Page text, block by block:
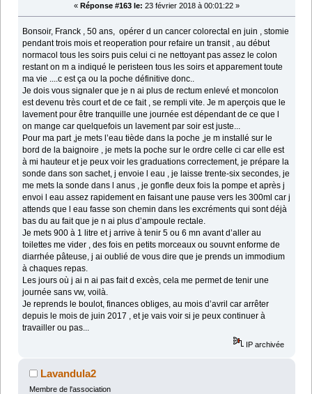
« Réponse #163 le: 23 février 2018 à 00:01:22 »
Bonsoir, Franck , 50 ans, opérer d un cancer colorectal en juin , stomie
pendant trois mois et reoperation pour refaire un transit , au début
normacol tous les soirs puis celui ci ne nettoyant pas assez le colon
restant on m a indiqué le peristeen tous les soirs et apparement toute
ma vie ....c est ça ou la poche définitive donc..
Je dois vous signaler que je n ai plus de rectum enlevé et moncolon
est devenu très court et de ce fait , se rempli vite. Je m aperçois que le
lavement pour être tranquille une journée est dépendant de ce que l
on mange car quelquefois un lavement par soir est juste...
Pour ma part ,je mets l’eau tiède dans la poche ,je m installé sur le
bord de la baignoire , je mets la poche sur le ordre celle ci car elle est
à mi hauteur et je peux voir les graduations correctement, je prépare la
sonde dans son sachet, j envoie l eau , je laisse trente-six secondes, je
me mets la sonde dans l anus , je gonfle deux fois la pompe et après j
envoi l eau assez rapidement en faisant une pause vers les 300ml car j
attends que l eau fasse son chemin dans les excréments qui sont déjà
bas du au fait que je n ai plus d’ampoule rectale.
Je mets 900 à 1 litre et j arrive à tenir 5 ou 6 mn avant d’aller au
toilettes me vider , des fois en petits morceaux ou souvnt enforme de
diarrhée pâteuse, j ai oublié de vous dire que je prends un immodium
à chaques repas.
Les jours où j ai n ai pas fait d excès, cela me permet de tenir une
journée sans vw, voilà.
Je reprends le boulot, finances obliges, au mois d’avril car arrêter
depuis le mois de juin 2017 , et je vais voir si je peux continuer à
travailler ou pas...
IP archivée
Lavandula2
Membre de l'association